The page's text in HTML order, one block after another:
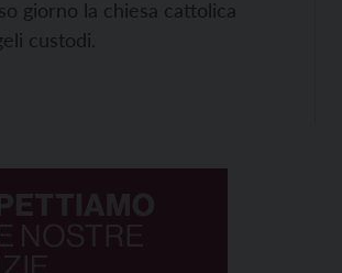
giorno la chiesa cattolica
custodi.